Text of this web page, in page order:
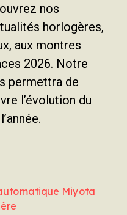
nos
horlogères,
aux montres
2026. Notre
permettra de
l’évolution du